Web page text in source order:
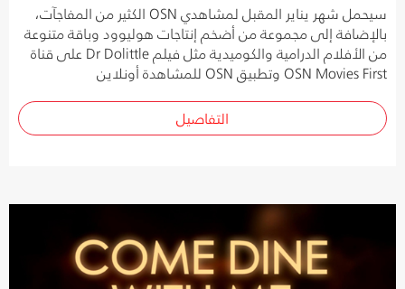
سيحمل شهر يناير المقبل لمشاهدي OSN الكثير من المفاجآت،
بالإضافة إلى مجموعة من أضخم إنتاجات هوليوود وباقة متنوعة
من الأفلام الدرامية والكوميدية مثل فيلم Dr Dolittle على قناة
OSN Movies First وتطبيق OSN للمشاهدة أونلاين
التفاصيل